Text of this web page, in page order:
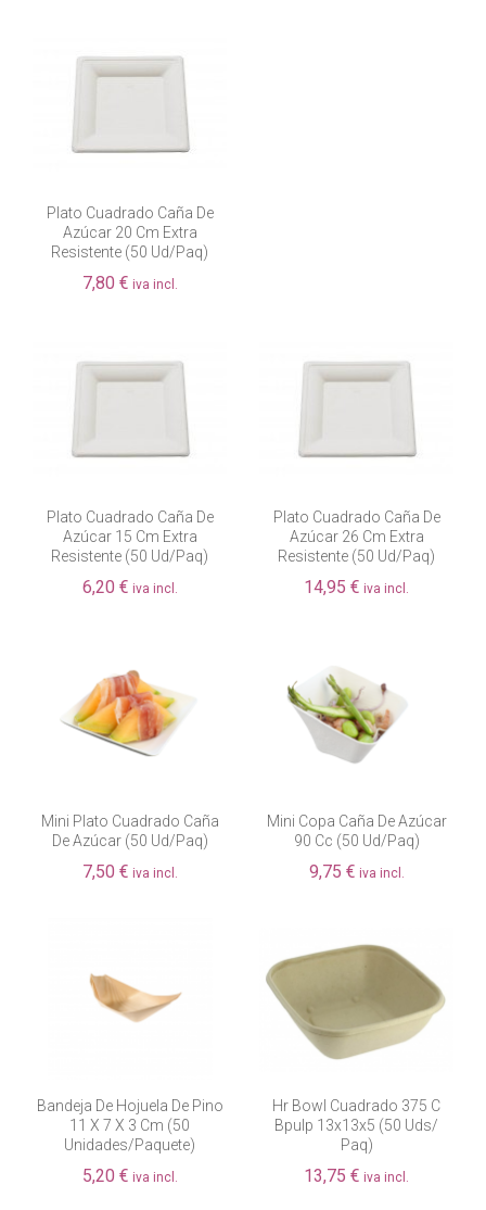
Plato Cuadrado Caña De
Azúcar 20 Cm Extra
Resistente (50 Ud/paq)
7,80 € iva incl.
Plato Cuadrado Caña De
Azúcar 15 Cm Extra
Resistente (50 Ud/paq)
6,20 € iva incl.
Plato Cuadrado Caña De
Azúcar 26 Cm Extra
Resistente (50 Ud/paq)
14,95 € iva incl.
Mini Plato Cuadrado Caña
De Azúcar (50 Ud/paq)
7,50 € iva incl.
Mini Copa Caña De Azúcar
90 Cc (50 Ud/paq)
9,75 € iva incl.
Bandeja De Hojuela De Pino
11 X 7 X 3 Cm (50
Unidades/paquete)
5,20 € iva incl.
Hr Bowl Cuadrado 375 C
Bpulp 13x13x5 (50 Uds/
Paq)
13,75 € iva incl.